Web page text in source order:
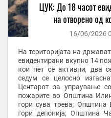
ЦУК: До 18 часот
на отворено од
16/06/2026
На територијата на
евидентирани вкупно 14
кои пет се активни, два
седум се целосно
Центарот за упраување
пожарите во Општина
гори сува трева; Општина
гори депонија; Општина